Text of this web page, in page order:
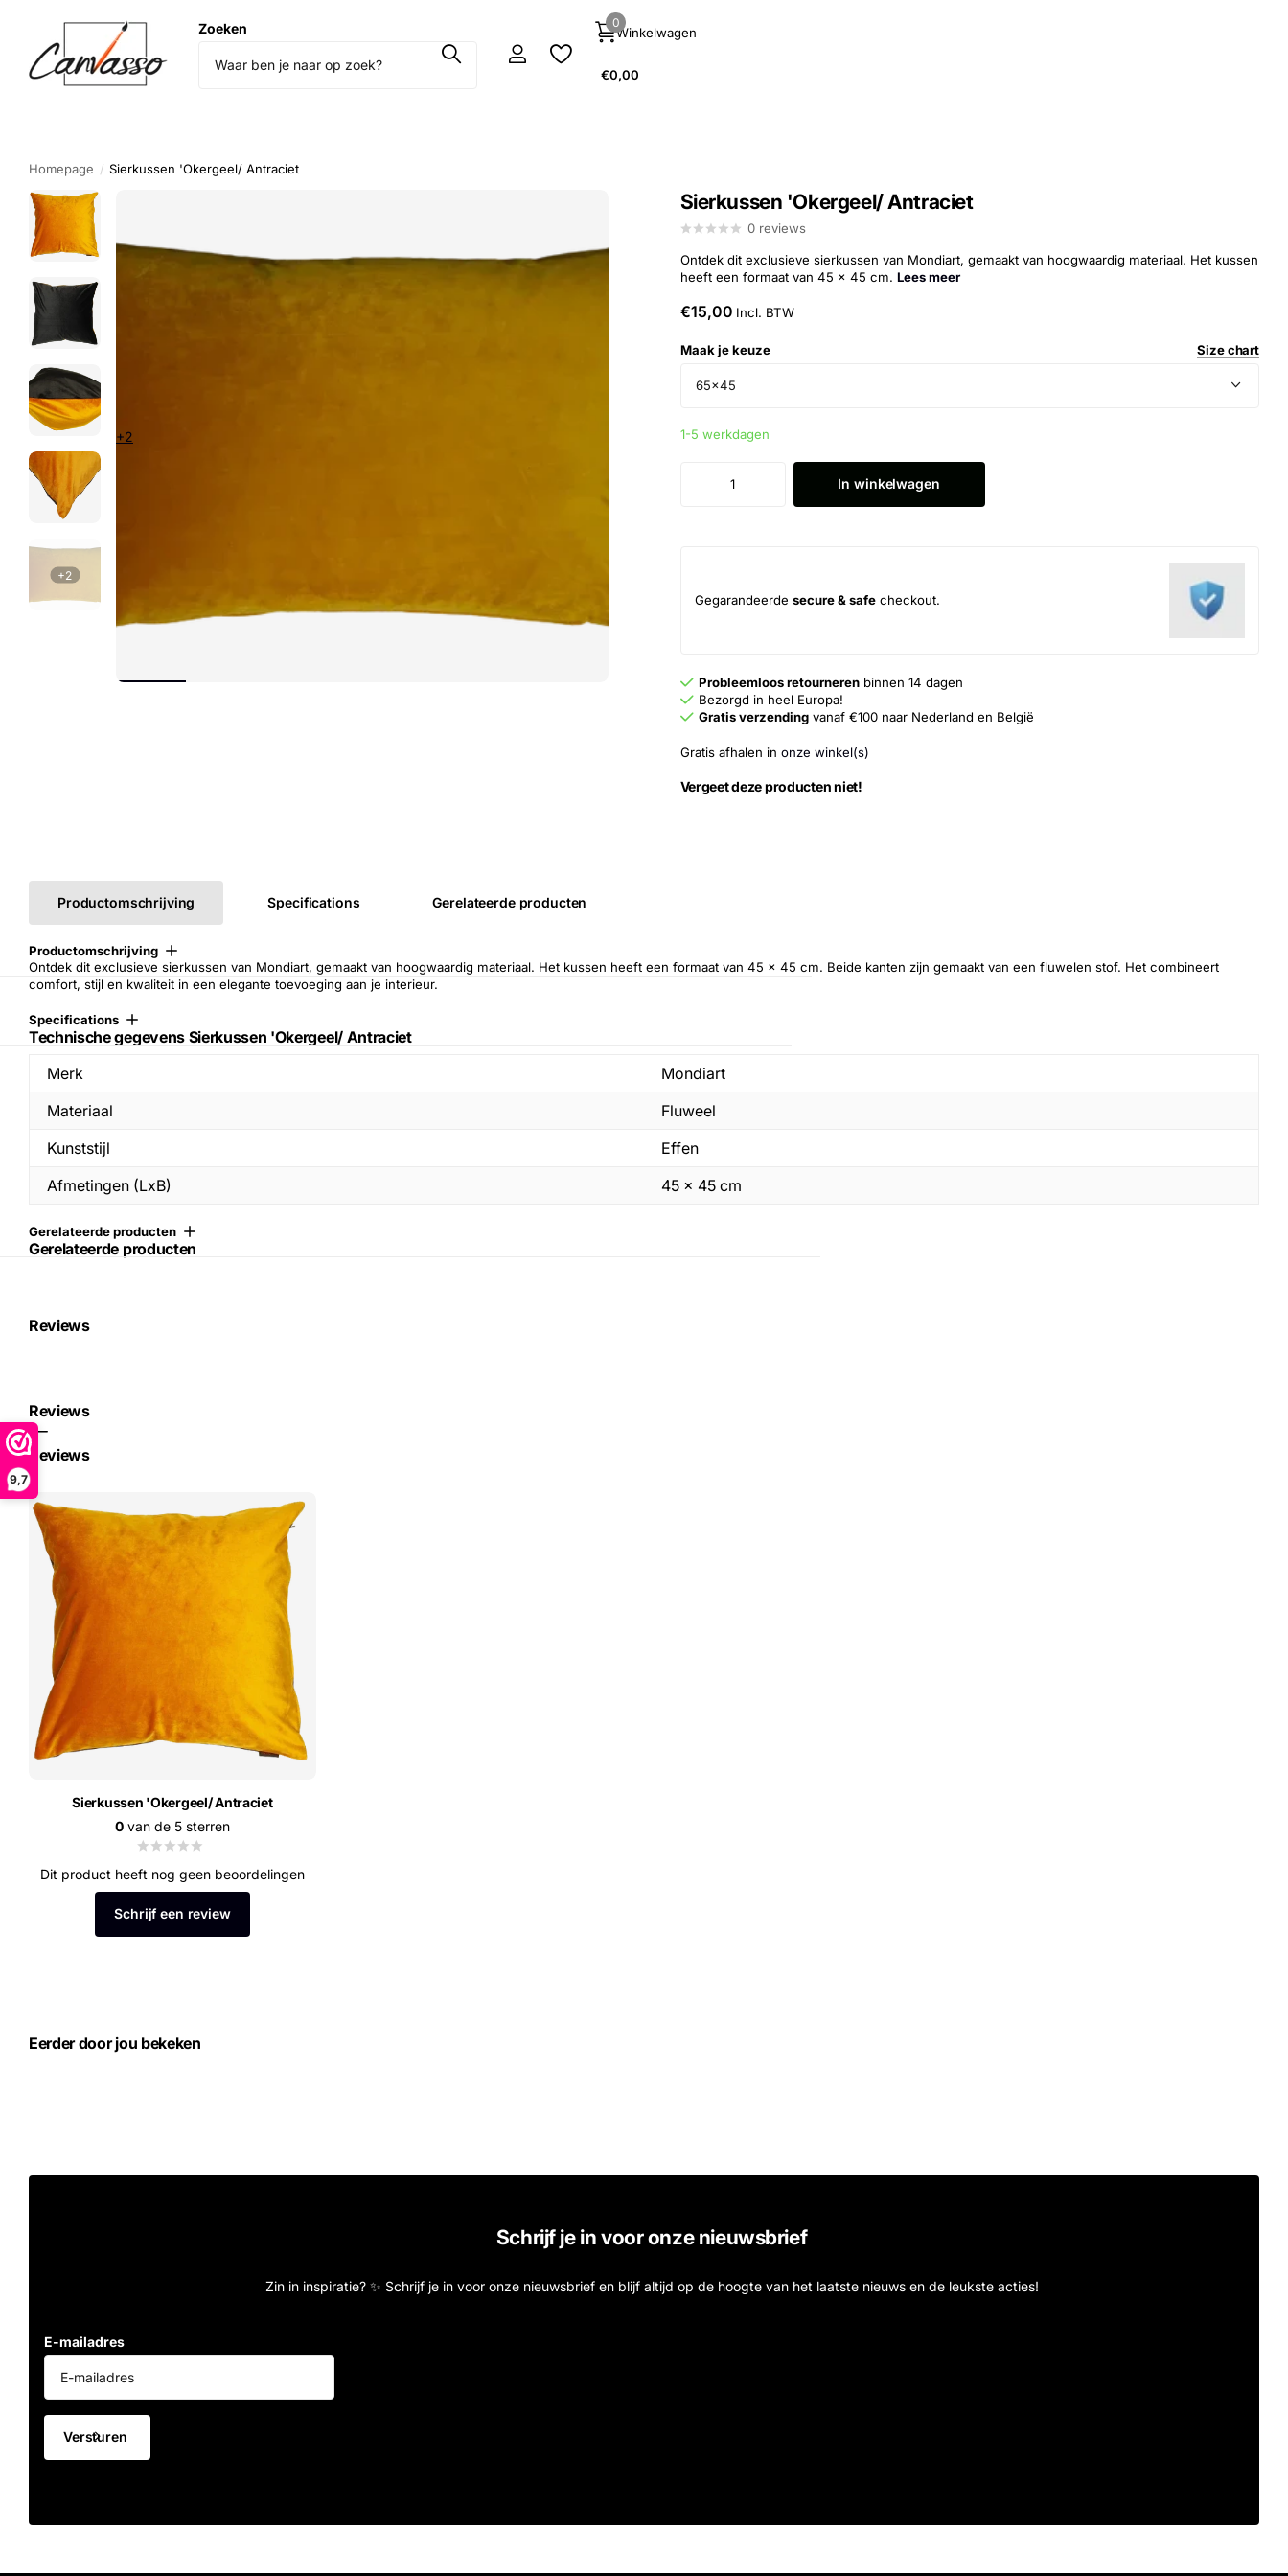
9,7
Zoeken Winkelwagen
0
€0,00
Homepage Sierkussen 'Okergeel/ Antraciet
+2
+2
Sierkussen 'Okergeel/ Antraciet
0 reviews
Ontdek dit exclusieve sierkussen van Mondiart, gemaakt van hoogwaardig materiaal. Het kussen
heeft een formaat van 45 x 45 cm. Lees meer
€15,00 Incl. BTW
Maak je keuze Size chart
65x45
1-5 werkdagen
In winkelwagen
Gegarandeerde secure & safecheckout.
Probleemloos retourneren binnen 14 dagen
Bezorgd in heel Europa!
Gratis verzending vanaf €100 naar Nederland en België
Gratis afhalen in onze winkel(s)
Vergeet deze producten niet!
Productomschrijving Specifications Gerelateerde producten
Productomschrijving
Ontdek dit exclusieve sierkussen van Mondiart, gemaakt van hoogwaardig materiaal. Het kussen heeft een formaat van 45 x 45 cm. Beide kanten zijn gemaakt van een fluwelen stof. Het combineert
comfort, stijl en kwaliteit in een elegante toevoeging aan je interieur.
Specifications
Technische gegevens Sierkussen 'Okergeel/ Antraciet
Merk
Mondiart
Materiaal
Fluweel
Kunststijl
Effen
Afmetingen (LxB)
45 x 45 cm
Gerelateerde producten
Gerelateerde producten
Reviews
Reviews
Reviews
Sierkussen 'Okergeel/ Antraciet
0 van de 5 sterren
Dit product heeft nog geen beoordelingen
Schrijf een review
Eerder door jou bekeken
Schrijf je in voor onze nieuwsbrief
Zin in inspiratie? ✨ Schrijf je in voor onze nieuwsbrief en blijf altijd op de hoogte van het laatste nieuws en de leukste acties!
E-mailadres
Versturen